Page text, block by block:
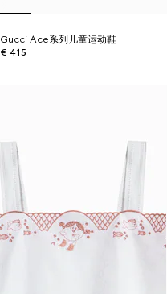
Gucci Ace系列儿童运动鞋
€ 415